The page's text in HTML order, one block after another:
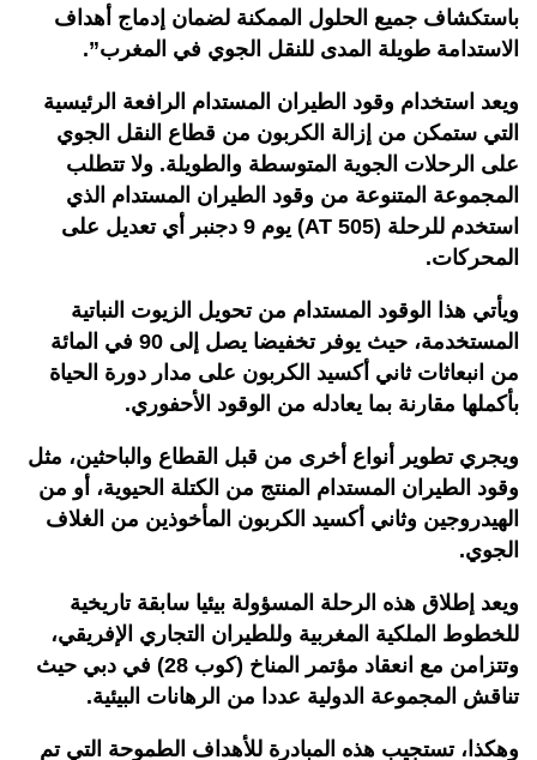
باستكشاف جميع الحلول الممكنة لضمان إدماج أهداف
الاستدامة طويلة المدى للنقل الجوي في المغرب”.
ويعد استخدام وقود الطيران المستدام الرافعة الرئيسية
التي ستمكن من إزالة الكربون من قطاع النقل الجوي
على الرحلات الجوية المتوسطة والطويلة. ولا تتطلب
المجموعة المتنوعة من وقود الطيران المستدام الذي
استخدم للرحلة (AT 505) يوم 9 دجنبر أي تعديل على
المحركات.
ويأتي هذا الوقود المستدام من تحويل الزيوت النباتية
المستخدمة، حيث يوفر تخفيضا يصل إلى 90 في المائة
من انبعاثات ثاني أكسيد الكربون على مدار دورة الحياة
بأكملها مقارنة بما يعادله من الوقود الأحفوري.
ويجري تطوير أنواع أخرى من قبل القطاع والباحثين، مثل
وقود الطيران المستدام المنتج من الكتلة الحيوية، أو من
الهيدروجين وثاني أكسيد الكربون المأخوذين من الغلاف
الجوي.
ويعد إطلاق هذه الرحلة المسؤولة بيئيا سابقة تاريخية
للخطوط الملكية المغربية وللطيران التجاري الإفريقي،
وتتزامن مع انعقاد مؤتمر المناخ (كوب 28) في دبي حيث
تناقش المجموعة الدولية عددا من الرهانات البيئية.
وهكذا، تستجيب هذه المبادرة للأهداف الطموحة التي تم